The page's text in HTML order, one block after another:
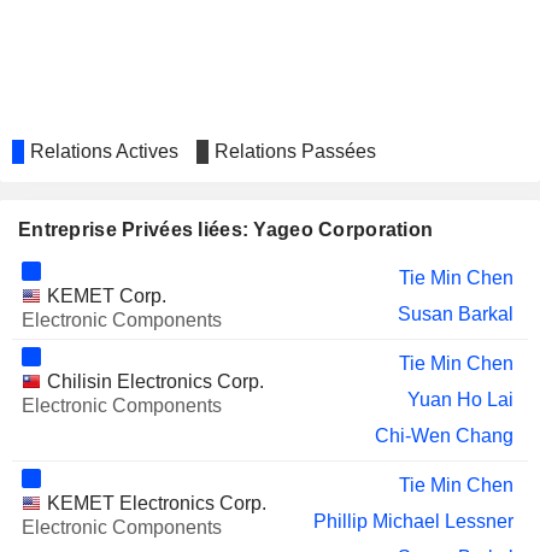
DEVELOPMENT CO., LTD.
WISTRON CORPORATION
ITEQ CORPORATION
Cheng En Ke
TAIFLEX SCIENTIFIC CO.,
LTD.
EMPOWER TECHNOLOGY
CORPORATION.
Shiang Chi Hu
Shiang Chi Hu
BOARD CORPORATION
Hsueh Jen Chien
POSIFLEX TECHNOLOGY, Chi-Wen Chang
Relations Actives Relations Passées
Entreprise Privées liées: Yageo Corporation
KEMET Corp.
Electronic Components
Tie Min Chen
Susan Barkal
Chilisin Electronics Corp.
Electronic Components
Tie Min Chen
Yuan Ho Lai
Chi-Wen Chang
KEMET Electronics Corp.
Electronic Components
Tie Min Chen
Phillip Michael Lessner